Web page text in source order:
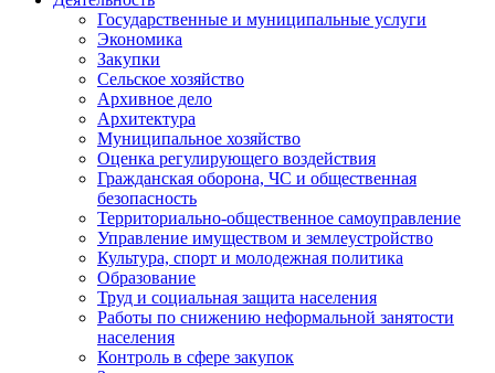
Государственные и муниципальные услуги
Экономика
Закупки
Сельское хозяйство
Архивное дело
Архитектура
Муниципальное хозяйство
Оценка регулирующего воздействия
Гражданская оборона, ЧС и общественная
безопасность
Территориально-общественное самоуправление
Управление имуществом и землеустройство
Культура, спорт и молодежная политика
Образование
Труд и социальная защита населения
Работы по снижению неформальной занятости
населения
Контроль в сфере закупок